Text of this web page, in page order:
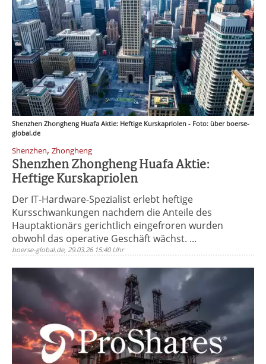
Shenzhen Zhongheng Huafa Aktie: Heftige Kurskapriolen - Foto: über boerse-
global.de
Shenzhen, Zhongheng
Shenzhen Zhongheng Huafa Aktie:
Heftige Kurskapriolen
Der IT-Hardware-Spezialist erlebt heftige
Kursschwankungen nachdem die Anteile des
Hauptaktionärs gerichtlich eingefroren wurden
obwohl das operative Geschäft wächst. ...
boerse-global.de, 29.03.26 15:40 Uhr